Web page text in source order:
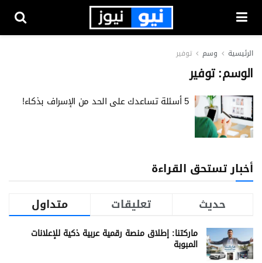
الرئيسية وسم توفير
الوسم:توفير
5 أسئلة تساعدك على الحد من الإسراف بذكاء!
أخبار تستحق القراءة
متداول
تعليقات حديث
ماركتنا: إطلاق منصة رقمية عربية ذكية للإعلانات
المبوبة